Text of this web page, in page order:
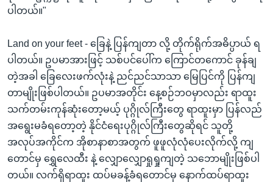
ပါတယ်။"
Land on your feet - ခြေနဲ့ ပြန်ကျတာ လို့ တိုက်ရိုက်အဓိပ္ပာယ် ရ
ပါတယ်။ ဥပမာအားဖြင့် သစ်ပင်ပေါ်က ကြောင်တကောင် ခုန်ချ
တဲ့အခါ ခြေလေးဖက်လုံးနဲ့ ညင်ညင်သာသာ မြေပြင်ကို ပြန်ကျ
တာမျိုးဖြစ်ပါတယ်။ ဥပမာအတိုင်း နေ့စဉ်ဘဝမှာလည်း ရာထူး
သက်တမ်းကုန်ဆုံးတော့မယ့် ပုဂ္ဂိုလ်ကြီးတွေ ရာထူးမှာ ပြန်လည်
အရွေးမခံရတော့တဲ့ နိုင်ငံရေးပုဂ္ဂိုလ်ကြီးတွေဆိုရင် သူတို့
အလုပ်အကိုင်က အိုစာနာစာအတွက် ဖူဖူလုံလုံပေးလိုက်လို့ ကျ
တောင်မှ ရွှေလေထီး နဲ့ လျှောလျှောရှုရှုကျတဲ့ သဘောမျိုးဖြစ်ပါ
တယ်။ လက်ရှိရာထူး ထပ်မခန့်ခံရတောင်မှ နောက်ထပ်ရာထူး